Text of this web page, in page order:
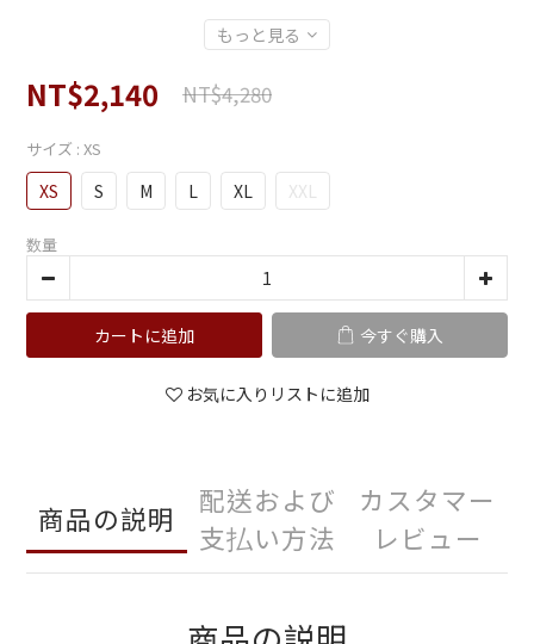
もっと見る
NT$2,140 NT$4,280
サイズ : XS
XS S M L XL XXL
数量
カートに追加 今すぐ購入
お気に入りリストに追加
商品の説明
配送および
支払い方法
カスタマー
レビュー